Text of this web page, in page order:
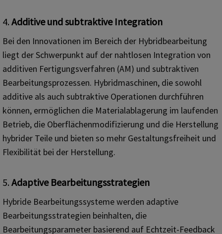
4. Additive und subtraktive Integration
Bei den Innovationen im Bereich der Hybridbearbeitung
liegt der Schwerpunkt auf der nahtlosen Integration von
additiven Fertigungsverfahren (AM) und subtraktiven
Bearbeitungsprozessen. Hybridmaschinen, die sowohl
additive als auch subtraktive Operationen durchführen
können, ermöglichen die Materialablagerung im laufenden
Betrieb, die Oberflächenmodifizierung und die Herstellung
hybrider Teile und bieten so mehr Gestaltungsfreiheit und
Flexibilität bei der Herstellung.
5. Adaptive Bearbeitungsstrategien
Hybride Bearbeitungssysteme werden adaptive
Bearbeitungsstrategien beinhalten, die
Bearbeitungsparameter basierend auf Echtzeit-Feedback